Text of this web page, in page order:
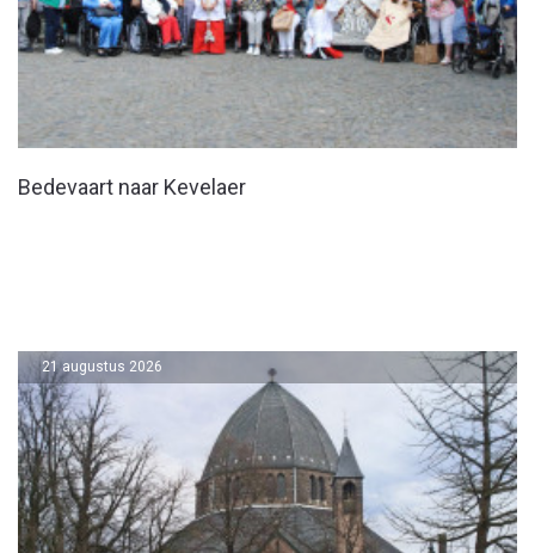
Bedevaart naar Kevelaer
21 augustus 2026